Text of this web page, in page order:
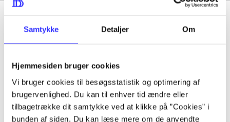
Samtykke Detaljer Om
Hjemmesiden bruger cookies
Vi bruger cookies til besøgsstatistik og optimering af
brugervenlighed. Du kan til enhver tid ændre eller
tilbagetrække dit samtykke ved at klikke på ”Cookies” i
bunden af siden. Du kan læse mere om de anvendte
Tidsskrift
lorem ipsum dolor sit amet ...
Tidsskrift